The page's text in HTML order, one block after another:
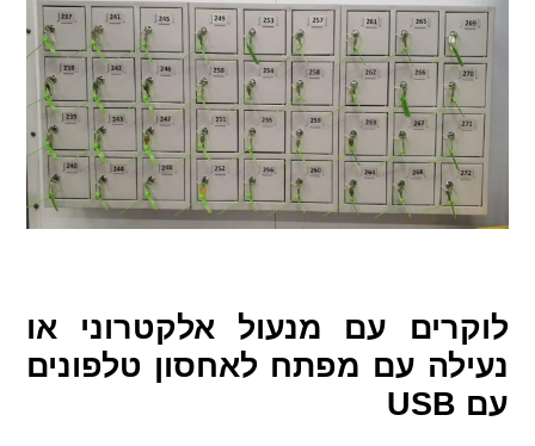
לוקרים עם מנעול אלקטרוני או
נעילה עם מפתח לאחסון טלפונים
עם USB